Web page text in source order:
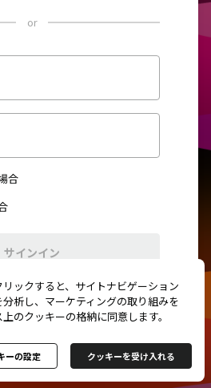
or
合
サインイン
用ですか？新規登録
ックすると、サイトナビゲーション
析し、マーケティングの取り組みを
のクッキーの格納に同意します。
ーの設定 クッキーを受け入れる